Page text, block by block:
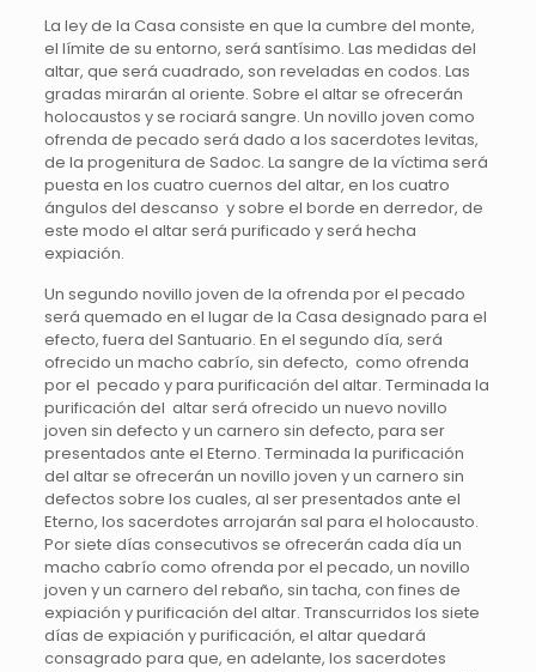
La ley de la Casa consiste en que la cumbre del monte,
el límite de su entorno, será santísimo. Las medidas del
altar, que será cuadrado, son reveladas en codos. Las
gradas mirarán al oriente. Sobre el altar se ofrecerán
holocaustos y se rociará sangre. Un novillo joven como
ofrenda de pecado será dado a los sacerdotes levitas,
de la progenitura de Sadoc. La sangre de la víctima será
puesta en los cuatro cuernos del altar, en los cuatro
ángulos del descanso y sobre el borde en derredor, de
este modo el altar será purificado y será hecha
expiación.
Un segundo novillo joven de la ofrenda por el pecado
será quemado en el lugar de la Casa designado para el
efecto, fuera del Santuario. En el segundo día, será
ofrecido un macho cabrío, sin defecto, como ofrenda
por el pecado y para purificación del altar. Terminada la
purificación del altar será ofrecido un nuevo novillo
joven sin defecto y un carnero sin defecto, para ser
presentados ante el Eterno. Terminada la purificación
del altar se ofrecerán un novillo joven y un carnero sin
defectos sobre los cuales, al ser presentados ante el
Eterno, los sacerdotes arrojarán sal para el holocausto.
Por siete días consecutivos se ofrecerán cada día un
macho cabrío como ofrenda por el pecado, un novillo
joven y un carnero del rebaño, sin tacha, con fines de
expiación y purificación del altar. Transcurridos los siete
días de expiación y purificación, el altar quedará
consagrado para que, en adelante, los sacerdotes